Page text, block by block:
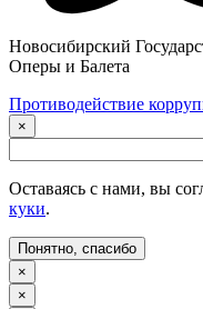
Новосибирский
Оперы и Балета
Противодействие
×
Оставаясь с нами, вы
куки.
Понятно, спасибо
×
×